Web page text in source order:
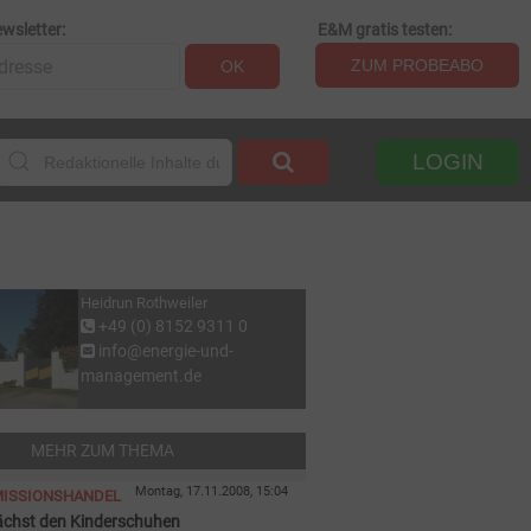
OK
E&M gratis testen:
ZUM PROBEABO
LOGIN
Heidrun Rothweiler
+49 (0) 8152 9311 0
info@energie-und-
management.de
MEHR ZUM THEMA
Montag, 17.11.2008, 15:04
den Kinderschuhen